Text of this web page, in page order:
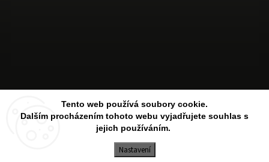
Tento web používá soubory cookie.
Dalším procházením tohoto webu vyjadřujete souhlas s
jejich používáním.
Nastavení
Sledovat na Instagramu
Aesthetic Store. Všechna práva vyhrazena.
Upravit nastavení cookies